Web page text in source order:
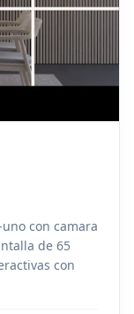
con camara
de 65
con